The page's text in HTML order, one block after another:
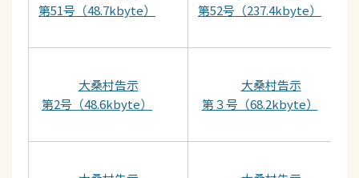
第51号（48.7kbyte）
第52号（237.4kbyte）
大桑村告示
第2号（48.6kbyte）
大桑村告示
第３号（68.2kbyte）